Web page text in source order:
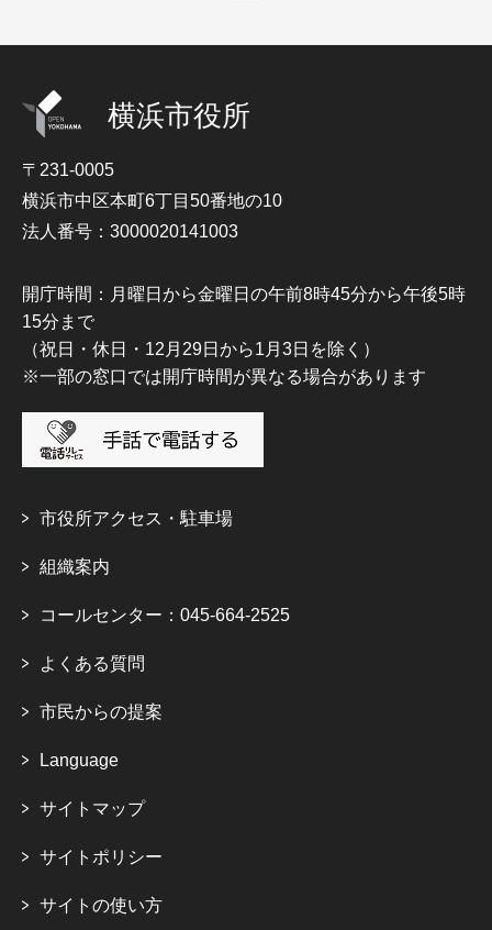
横浜市役所
〒231-0005
横浜市中区本町6丁目50番地の10
法人番号：3000020141003
開庁時間：月曜日から金曜日の午前8時45分から午後5時
15分まで
（祝日・休日・12月29日から1月3日を除く）
※一部の窓口では開庁時間が異なる場合があります
市役所アクセス・駐車場
組織案内
コールセンター：045-664-2525
よくある質問
市民からの提案
Language
サイトマップ
サイトポリシー
サイトの使い方